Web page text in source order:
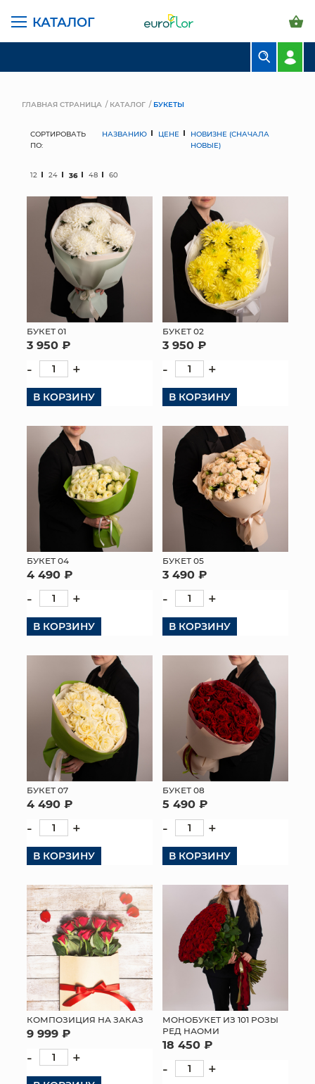
КАТАЛОГ
ГОРШКИ И КАШПО
ГРУНТЫ И УДОБРЕНИЯ
ПРЕДМЕТЫ ИНТЕРЬЕРА
МЯГКИЕ ИГРУШКИ
КОРЗИНЫ
ЯЩИКИ
ИСКУССТВЕННЫЕ ЦВЕТЫ
ПАКЕТЫ И СУМКИ
ПОДАРОЧНЫЕ КАРТЫ
ТОРГОВЫЙ ЦЕНТР
ОПТОВЫМ КЛИЕНТАМ
ДОСТАВКА И ОПЛАТА
ГЛАВНАЯ СТРАНИЦА КАТАЛОГ БУКЕТЫ
СОРТИРОВАТЬ
ПО:
НАЗВАНИЮ ЦЕНЕ
НОВИЗНЕ (СНАЧАЛА
НОВЫЕ)
12 24 36 48 60
БУКЕТ 01
3 950 ₽
- +
В КОРЗИНУ
БУКЕТ 02
3 950 ₽
- +
В КОРЗИНУ
БУКЕТ 04
4 490 ₽
- +
В КОРЗИНУ
БУКЕТ 05
3 490 ₽
- +
В КОРЗИНУ
БУКЕТ 07
4 490 ₽
- +
В КОРЗИНУ
БУКЕТ 08
5 490 ₽
- +
В КОРЗИНУ
КОМПОЗИЦИЯ НА ЗАКАЗ
9 999 ₽
- +
МОНОБУКЕТ ИЗ 101 РОЗЫ
РЕД НАОМИ
18 450 ₽
- +